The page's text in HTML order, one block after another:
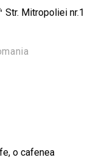
Mitropoliei nr.1
o cafenea